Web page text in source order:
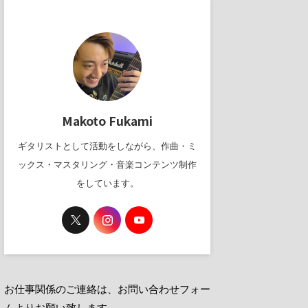
Makoto Fukami
ギタリストとして活動をしながら、作曲・ミ
ックス・マスタリング・音楽コンテンツ制作
をしています。
お仕事関係のご連絡は、お問い合わせフォー